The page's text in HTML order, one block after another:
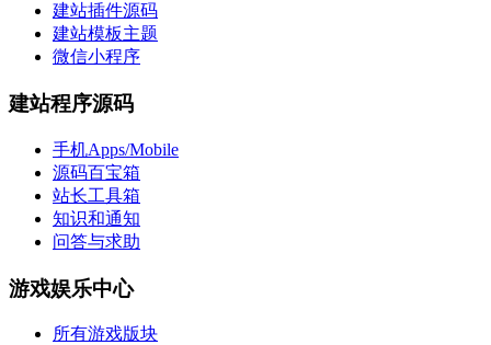
建站插件源码
建站模板主题
微信小程序
建站程序源码
手机Apps/Mobile
源码百宝箱
站长工具箱
知识和通知
问答与求助
游戏娱乐中心
所有游戏版块